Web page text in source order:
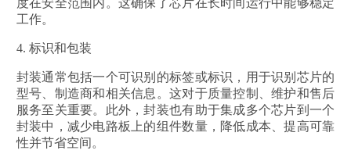
度在安全范围内。这确保了芯片在长时间运行中能够稳定
工作。
4. 标识和包装
封装通常包括一个可识别的标签或标识，用于识别芯片的
型号、制造商和相关信息。这对于质量控制、维护和售后
服务至关重要。此外，封装也有助于集成多个芯片到一个
封装中，减少电路板上的组件数量，降低成本、提高可靠
性并节省空间。